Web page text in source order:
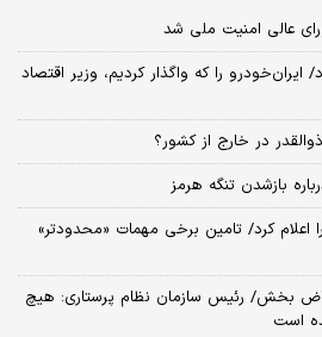
عالی امنیت ملی شد
را که واگذار کردیم، وزیر اقتصاد
در خارج از کشور؟
بازشدن تنگه هرمز
اعلام کرد/ تامین برخی مهمات «محدودتر»
بخش/ رئیس سازمان نظام پرستاری: هیچ
است